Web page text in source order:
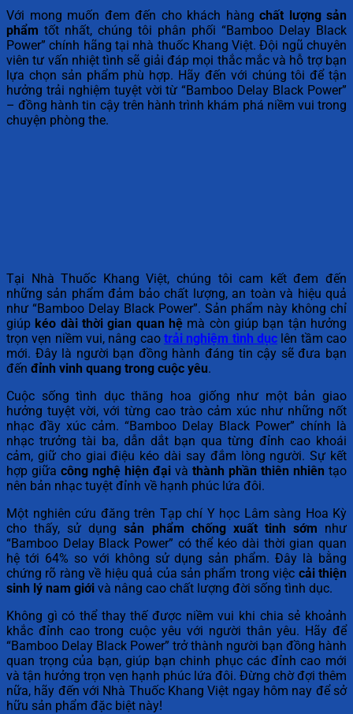
Với mong muốn đem đến cho khách hàng chất lượng sản
phẩm tốt nhất, chúng tôi phân phối “Bamboo Delay Black
Power” chính hãng tại nhà thuốc Khang Việt. Đội ngũ chuyên
viên tư vấn nhiệt tình sẽ giải đáp mọi thắc mắc và hỗ trợ bạn
lựa chọn sản phẩm phù hợp. Hãy đến với chúng tôi để tận
hưởng trải nghiệm tuyệt vời từ “Bamboo Delay Black Power”
– đồng hành tin cậy trên hành trình khám phá niềm vui trong
chuyện phòng the.
Tại Nhà Thuốc Khang Việt, chúng tôi cam kết đem đến
những sản phẩm đảm bảo chất lượng, an toàn và hiệu quả
như “Bamboo Delay Black Power”. Sản phẩm này không chỉ
giúp kéo dài thời gian quan hệ mà còn giúp bạn tận hưởng
trọn vẹn niềm vui, nâng cao trải nghiệm tình dục lên tầm cao
mới. Đây là người bạn đồng hành đáng tin cậy sẽ đưa bạn
đến đỉnh vinh quang trong cuộc yêu.
Cuộc sống tình dục thăng hoa giống như một bản giao
hưởng tuyệt vời, với từng cao trào cảm xúc như những nốt
nhạc đầy xúc cảm. “Bamboo Delay Black Power” chính là
nhạc trưởng tài ba, dẫn dắt bạn qua từng đỉnh cao khoái
cảm, giữ cho giai điệu kéo dài say đắm lòng người. Sự kết
hợp giữa công nghệ hiện đại và thành phần thiên nhiên tạo
nên bản nhạc tuyệt đỉnh về hạnh phúc lứa đôi.
Một nghiên cứu đăng trên Tạp chí Y học Lâm sàng Hoa Kỳ
cho thấy, sử dụngsản phẩm chống xuất tinh sớm như
“Bamboo Delay Black Power” có thể kéo dài thời gian quan
hệ tới 64% so với không sử dụng sản phẩm. Đây là bằng
chứng rõ ràng về hiệu quả của sản phẩm trong việc cải thiện
sinh lý nam giới và nâng cao chất lượng đời sống tình dục.
Không gì có thể thay thế được niềm vui khi chia sẻ khoảnh
khắc đỉnh cao trong cuộc yêu với người thân yêu. Hãy để
“Bamboo Delay Black Power” trở thành người bạn đồng hành
quan trọng của bạn, giúp bạn chinh phục các đỉnh cao mới
và tận hưởng trọn vẹn hạnh phúc lứa đôi. Đừng chờ đợi thêm
nữa, hãy đến với Nhà Thuốc Khang Việt ngay hôm nay để sở
hữu sản phẩm đặc biệt này!